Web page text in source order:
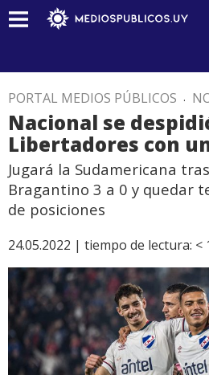
PORTAL MEDIOS PÚBLICOS .
Nacional se
Libertadores con
Jugará la Sudamericana
Bragantino 3 a 0 y quedar
de posiciones
24.05.2022 | tiempo de lectura: <